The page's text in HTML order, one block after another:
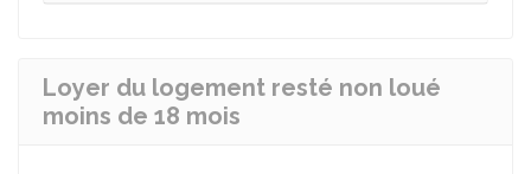
Loyer du logement resté non loué
moins de 18 mois